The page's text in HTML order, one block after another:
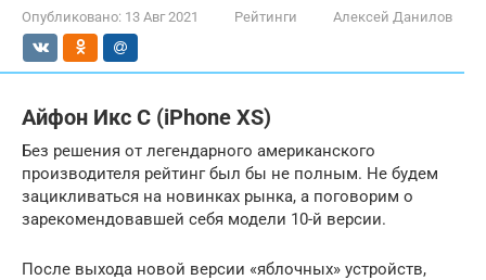
Опубликовано: 13 Авг 2021 Рейтинги Алексей Данилов
Айфон Икс С (iPhone XS)
Без решения от легендарного американского
производителя рейтинг был бы не полным. Не будем
зацикливаться на новинках рынка, а поговорим о
зарекомендовавшей себя модели 10-й версии.
После выхода новой версии «яблочных» устройств,